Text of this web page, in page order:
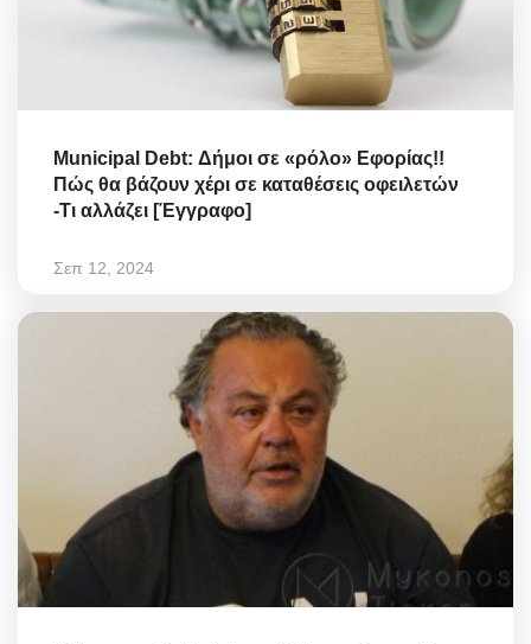
Municipal Debt: Δήμοι σε «ρόλο» Εφορίας!!
Πώς θα βάζουν χέρι σε καταθέσεις οφειλετών
-Τι αλλάζει [Έγγραφο]
Σεπ 12, 2024